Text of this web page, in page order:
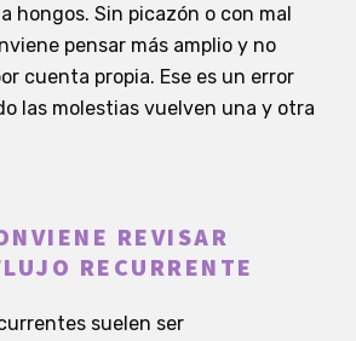
hongos. Sin picazón o con mal
pensar más amplio y no
cuenta propia. Ese es un error
las molestias vuelven una y otra
REVISAR
RECURRENTE
suelen ser